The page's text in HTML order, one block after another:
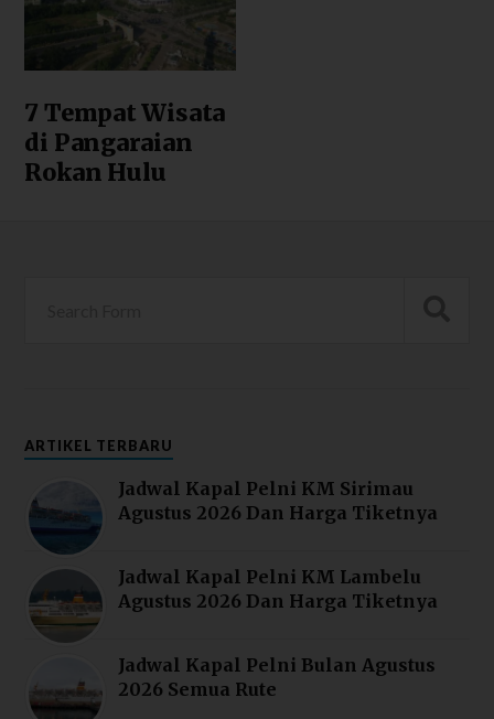
7 Tempat Wisata
di Pangaraian
Rokan Hulu
ARTIKEL TERBARU
Jadwal Kapal Pelni KM Sirimau
Agustus 2026 Dan Harga Tiketnya
Jadwal Kapal Pelni KM Lambelu
Agustus 2026 Dan Harga Tiketnya
Jadwal Kapal Pelni Bulan Agustus
2026 Semua Rute